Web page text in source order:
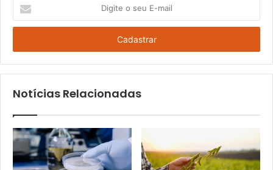
seu
mail
Notícias Relacionadas